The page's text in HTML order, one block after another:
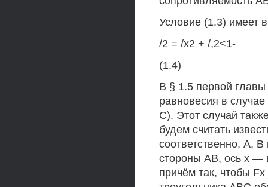
Условие (1.3) имеет
/2 = /х2 + /,2<1-
(1.4)
В § 1.5 первой главы
равновесия в
С). Этот случай
будем считать
соответственно, А,
стороны АВ, ось х —
причём так, чтобы